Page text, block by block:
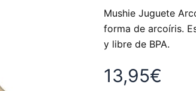
Mushie Juguete
forma de arcoíris.
y libre de BPA.
13,95€